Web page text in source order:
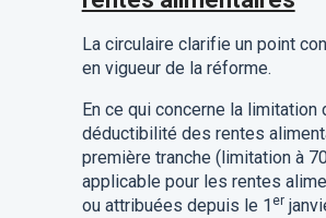
La circulaire clarifie un point
en vigueur de la réforme.
En ce qui concerne la limitation
déductibilité des rentes
première tranche (limitation à
applicable pour les rentes
ou attribuées depuis le 1 er